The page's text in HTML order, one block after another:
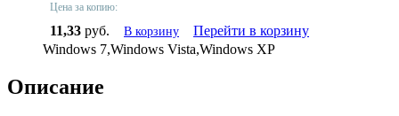
Цена за копию:
11,33 руб. В корзину
Перейти в корзину
Windows 7,Windows Vista,Windows XP
Описание